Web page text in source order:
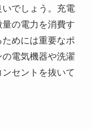
でしょう。充電
の電力を消費す
めには重要なポ
電気機器や洗濯
セントを抜いて